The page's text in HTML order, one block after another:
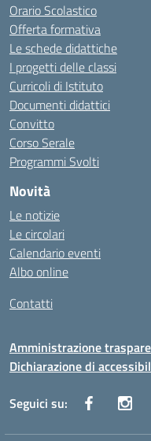
Orario Scolastico
Offerta formativa
Le schede didattiche
I progetti delle classi
Curricoli di Istituto
Documenti didattici
Convitto
Corso Serale
Programmi Svolti
Novità
Le notizie
Le circolari
Calendario eventi
Albo online
Contatti
Amministrazione
Dichiarazione di
Seguici su: